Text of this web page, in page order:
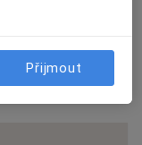
Přijmout